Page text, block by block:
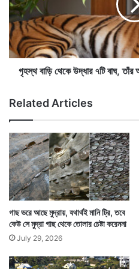
একটি বাজপাখি যে তাঁদের শান্ত
এলাকার বাসিন্দারা। বাড়ি
থাকা শুরু করেছিল।
ল
ল
হি
মা
ল
কো
নো
ক্যা
মে
রা
য়
ছ
বি
ও
উ
ঠ
ড়ি
থে
কে
উ
দ্ধা
বা
ঘ
,
তাঁ
র
আ
বে
গ
কে
ড়ে
নে
য়া
গৃহস্থ বাড়ি থেকে উদ্ধার ৭টি বাঘ, তাঁর
Related Articles
গাছ ভরে আছে মুদ্রায়, যথার্থই মানি ট্রি, তবে
কেউ সে মুদ্রা গাছ থেকে তোলার চেষ্টা করেননা
July 29, 2026